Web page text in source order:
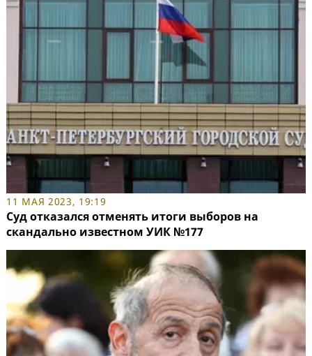
11 МАЯ 2023, 19:19
Суд отказался отменять итоги выборов на
скандально известном УИК №177